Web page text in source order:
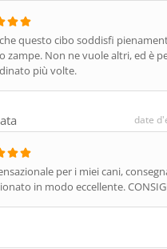
questo cibo soddisfi
zampe. Non ne vuole altri, ed è
più volte.
date
per i miei cani,
in modo eccellente.